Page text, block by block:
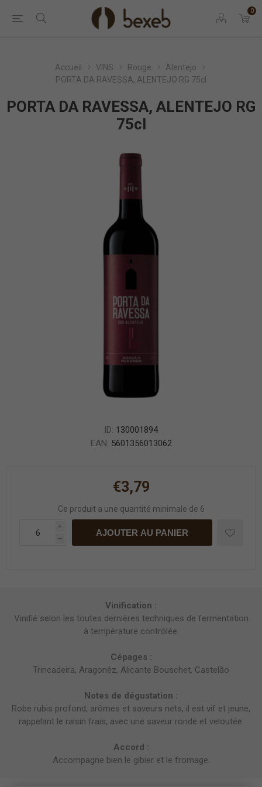
0
Accueil VINS Rouge
Alentejo
PORTA DA RAVESSA, ALENTEJO RG 75cl
PORTA DA RAVESSA, ALENTEJO RG
75cl
ID: 130001894
EAN: 5601356013062
€3,79
Ce produit a une quantité minimale de 6
i
h
AJOUTER AU PANIER
Vinification :
Vinifié selon les toutes dernières techniques de fermentation
à température contrôlée.
Cépages :
Trincadeira, Aragonêz, Alicante Bouschet, Castelão
Notes de dégustation :
Robe rubis profond, arômes et saveurs nets, il est vif et jeune,
rappelant le raisin frais, avec une saveur ronde et veloutée.
Accord :
Accompagne bien le gibier et le fromage.